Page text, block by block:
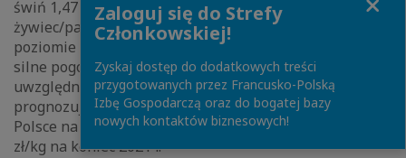
świń 1,47 zł/kg (1,3% r/r). W rezultacie relacja cen
żywiec/pasza ukształtowała się w październiku na
poziomie 3,08 wobec 4,07 przed rokiem, wskazując na
silne pogorszenie opłacalności produkcji. Po
uwzględnieniu czynników globalnych oraz krajowych
prognozujemy, że cena skupu żywca wieprzowego w
Polsce na koniec 2020 r. wyniesie ok. 4,20 zł/kg oraz 4,80
zł/kg na koniec 2021 r.
Zaloguj się do Strefy
Członkowskiej!
Zyskaj dostęp do dodatkowych treści
przygotowanych przez Francusko-Polską
Izbę Gospodarczą oraz do bogatej bazy
nowych kontaktów biznesowych!